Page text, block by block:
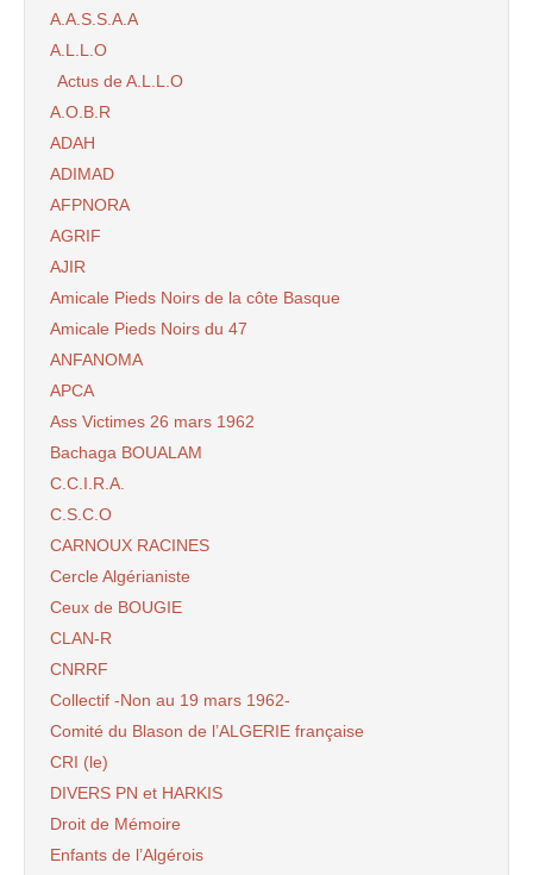
A.A.S.S.A.A
A.L.L.O
Actus de A.L.L.O
A.O.B.R
ADAH
ADIMAD
AFPNORA
AGRIF
AJIR
Amicale Pieds Noirs de la côte Basque
Amicale Pieds Noirs du 47
ANFANOMA
APCA
Ass Victimes 26 mars 1962
Bachaga BOUALAM
C.C.I.R.A.
C.S.C.O
CARNOUX RACINES
Cercle Algérianiste
Ceux de BOUGIE
CLAN-R
CNRRF
Collectif -Non au 19 mars 1962-
Comité du Blason de l’ALGERIE française
CRI (le)
DIVERS PN et HARKIS
Droit de Mémoire
Enfants de l’Algérois